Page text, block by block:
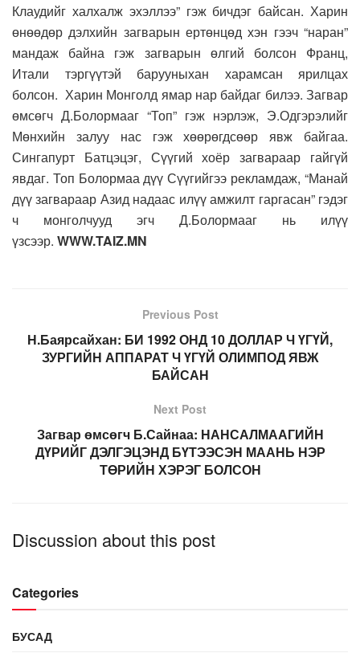
Клаудийг халхалж эхэллээ” гэж бичдэг байсан. Харин
өнөөдөр дэлхийн загварын ертөнцөд хэн гээч “наран”
мандаж байна гэж загварын өлгий болсон Франц,
Итали тэргүүтэй барууныхан харамсан ярилцах
болсон. Харин Монголд ямар нар байдаг билээ. Загвар
өмсөгч Д.Болормааг “Топ” гэж нэрлэж, Э.Одгэрэлийг
Мөнхийн залуу нас гэж хөөрөгдсөөр явж байгаа.
Сингапурт Батцэцэг, Сүүгий хоёр загвараар гайгүй
явдаг. Топ Болормаа дүү Сүүгийгээ рекламдаж, “Манай
дүү загвараар Азид надаас илүү амжилт гаргасан” гэдэг
ч монголчууд эгч Д.Болормааг нь илүү
үзсээр. WWW.TAIZ.MN
Previous Post
Н.Баярсайхан: БИ 1992 ОНД 10 ДОЛЛАР Ч ҮГҮЙ,
ЗУРГИЙН АППАРАТ Ч ҮГҮЙ ОЛИМПОД ЯВЖ
БАЙСАН
Next Post
Загвар өмсөгч Б.Сайнаа: НАНСАЛМААГИЙН
ДҮРИЙГ ДЭЛГЭЦЭНД БҮТЭЭСЭН МААНЬ НЭР
ТӨРИЙН ХЭРЭГ БОЛСОН
Discussion about this post
Categories
БУСАД